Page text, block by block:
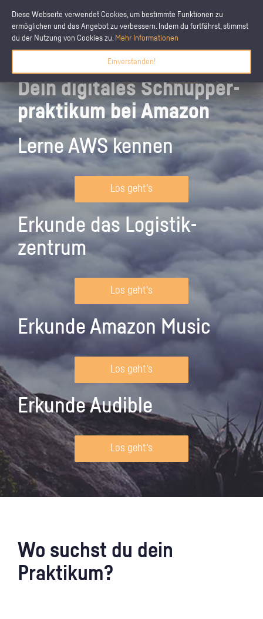
Diese Webseite verwendet Cookies, um bestimmte Funktionen zu
ermöglichen und das Angebot zu verbessern. Indem du fortfährst, stimmst
du der Nutzung von Cookies zu. Mehr Informationen
Einverstanden!
Dein digitales Schnupper­
praktikum bei Amazon
Lerne AWS kennen
Los geht's
Erkunde das Logistik­
zentrum
Los geht's
Erkunde Amazon Music
Los geht's
Erkunde Audible
Los geht's
Wo suchst du dein
Praktikum?